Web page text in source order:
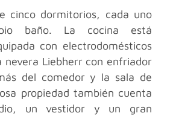
cinco dormitorios, cada uno
baño. La cocina está
con electrodomésticos
nevera Liebherr con enfriador
del comedor y la sala de
propiedad también cuenta
un vestidor y un gran